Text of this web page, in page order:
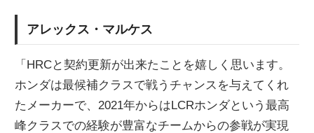
ー
ス
アレックス・マルケス
「HRCと契約更新が出来たことを嬉しく思います。
ホンダは最候補クラスで戦うチャンスを与えてくれ
たメーカーで、2021年からはLCRホンダという最高
峰クラスでの経験が豊富なチームからの参戦が実現